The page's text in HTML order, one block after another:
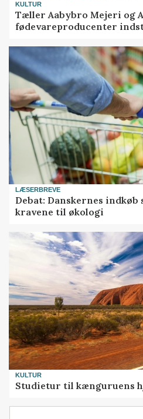
KULTUR
Tæller Aabybro Mejeri og
fødevareproducenter
LÆSERBREVE
Debat: Danskernes indkøb
kravene til økologi
KULTUR
Studietur til kænguruens